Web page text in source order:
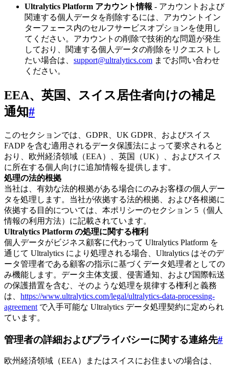
Ultralytics Platform アカウント情報 - アカウントおよび
関連する個人データを削除するには、アカウントイン
ターフェース内のセルフサービスオプションを使用し
てください。アカウントの削除で技術的な問題が発生
しており、関連する個人データの削除をリクエストし
たい場合は、 support@ultralytics.com までお問い合わせ
ください。
EEA、英国、スイス居住者向けの補足
通知#
このセクションでは、GDPR、UK GDPR、およびスイス
FADP を含む適用されるデータ保護法によって要求されると
おり、欧州経済領域（EEA）、英国（UK）、およびスイス
に所在する個人向けに追加情報を提供します。
処理の法的根拠
当社は、有効な法的根拠がある場合にのみお客様の個人デー
タを処理します。当社が依拠する法的根拠、および各根拠に
依拠する目的については、本ポリシーのセクション 5（個人
情報の利用方法）に記載されています。
Ultralytics Platform の処理に関する権利
個人データがビジネス顧客に代わって Ultralytics Platform を
通じて Ultralytics により処理される場合、Ultralytics はそのデ
ータ管理者である顧客の指示に基づくデータ処理者としての
み機能します。データ主体支援、侵害通知、および国際転送
の保護措置を含む、そのような処理を規律する権利と義務
は、 https://www.ultralytics.com/legal/ultralytics-data-processing-
agreement で入手可能な Ultralytics データ処理契約に定められ
ています。
管理者の詳細およびプライバシーに関する連絡先#
欧州経済領域（EEA）またはスイスにお住まいの場合は、